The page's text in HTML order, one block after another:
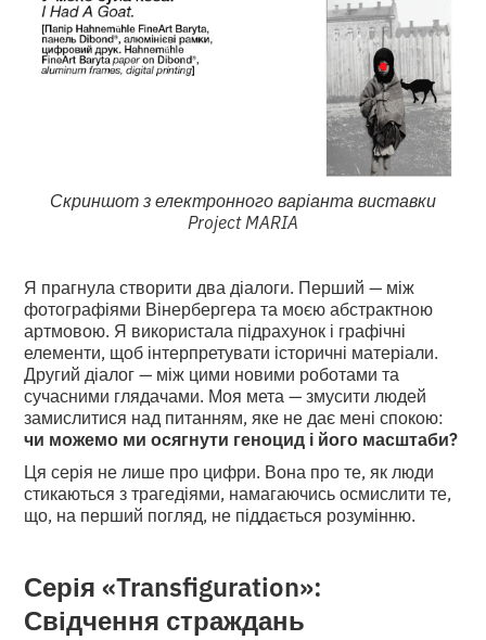
Скриншот з електронного варіанта виставки
Project MARIA
Я прагнула створити два діалоги. Перший — між
фотографіями Вінербергера та моєю абстрактною
артмовою. Я використала підрахунок і графічні
елементи, щоб інтерпретувати історичні матеріали.
Другий діалог — між цими новими роботами та
сучасними глядачами. Моя мета — змусити людей
замислитися над питанням, яке не дає мені спокою:
чи можемо ми осягнути геноцид і його масштаби?
Ця серія не лише про цифри. Вона про те, як люди
стикаються з трагедіями, намагаючись осмислити те,
що, на перший погляд, не піддається розумінню.
Серія «Transfiguration»:
Свідчення страждань